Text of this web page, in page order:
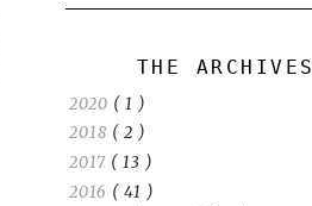
THE ARCHIVES
2020 ( 1 )
2018 ( 2 )
2017 ( 13 )
2016 ( 41 )